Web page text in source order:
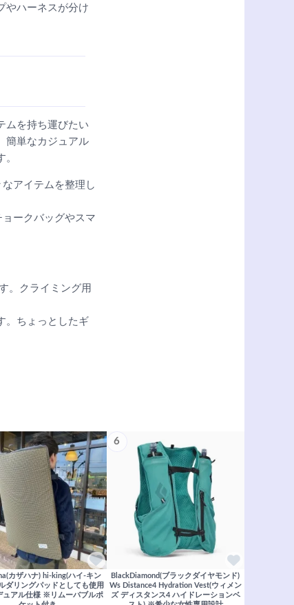
やハーネスが分け
ムを持ち運びたい
簡単なカジュアル
アイテムを整理し
ークバッグやスマ
。クライミング用
。ちょっとしたギ
カザハナ) hi-king(ハイ-キン
ダリングパッドとしても使用
ュアル仕様 ※リムーバブルポ
6
BlackDiamond(ブラックダイヤモンド)
Ws Distance4 Hydration Vest(ウィメン
ズ ディスタンス4 ハイドレーションベ